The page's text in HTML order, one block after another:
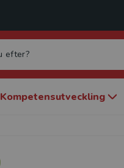
Kompetensutveckling